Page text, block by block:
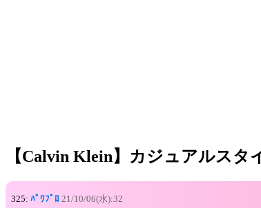
【Calvin Klein】カジュアルス
325: ﾊﾟﾜﾌﾟﾛ 21/10/06(水):32